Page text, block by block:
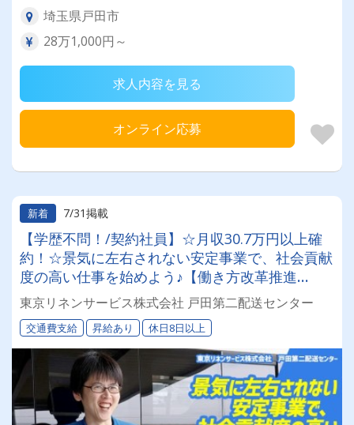
埼玉県戸田市
28万1,000円～
求人内容を見る
オンライン応募
新着 7/31掲載
【学歴不問！/契約社員】☆月収30.7万円以上確
約！☆景気に左右されない安定事業で、社会貢献
度の高い仕事を始めよう♪【働き方改革推進
中！】☆正社員も同時募集☆◎昇給あり◎交通費
別途支給◎
東京リネンサービス株式会社 戸田第二配送センター
交通費支給 昇給あり 休日8日以上